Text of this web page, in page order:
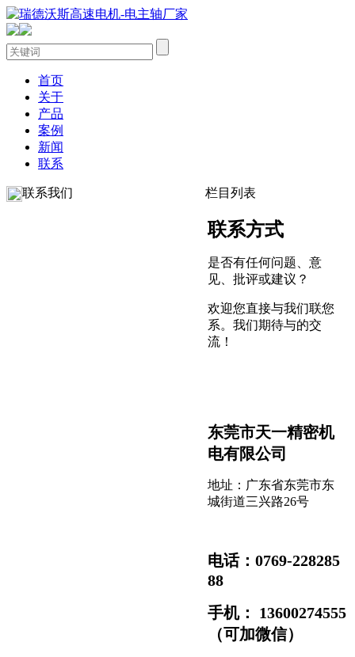
首页
关于
产品
案例
新闻
联系
联系我们 栏目列表
联系方式
是否有任何问题、意
见、批评或建议？
欢迎您直接与我们联您
系。我们期待与的交
流！
东莞市天一精密机
电有限公司
地址：广东省东莞市东
城街道三兴路26号
电话：0769-228285
88
手机： 13600274555
（可加微信）